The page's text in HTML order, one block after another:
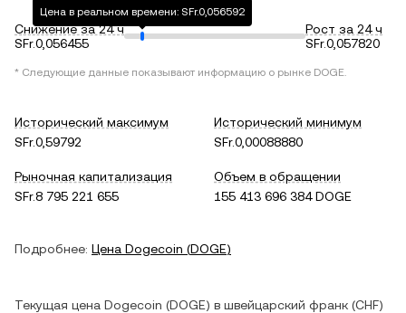
Снижение за 24 ч
SFr.0,056455
Цена в реальном времени: SFr.0,056592
Рост за 24 ч
SFr.0,057820
* Следующие данные показывают информацию о рынке DOGE.
Исторический максимум
SFr.0,59792
Исторический минимум
SFr.0,00088880
Рыночная капитализация
SFr.8 795 221 655
Объем в обращении
155 413 696 384 DOGE
Подробнее: Цена Dogecoin (DOGE)
Текущая цена Dogecoin (DOGE) в швейцарский франк (CHF)